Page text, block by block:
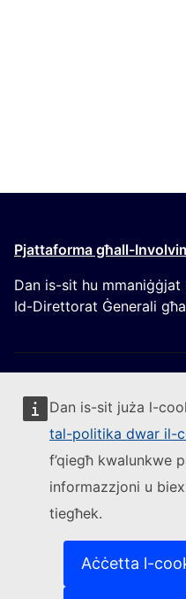
Dan is-sit juża l-
tal-politika dwar il-
f’qiegħ kwalunkwe
informazzjoni u
tiegħek.
Aċċetta l-
Pjattaforma għall-
Dan is-sit hu mmaniġġjat
Id-Direttorat Ġenerali
Segwi lill-Kummissjoni
Ikkuntattjana(Link
Irrapporta vulnerabbiltà
Il-lingwi fuq is-siti web
(Link esterna)
Politika ta’ privatezza